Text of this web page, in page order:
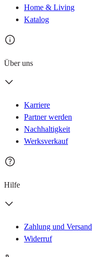
Home & Living
Katalog
Über uns
Karriere
Partner werden
Nachhaltigkeit
Werksverkauf
Hilfe
Zahlung und Versand
Widerruf